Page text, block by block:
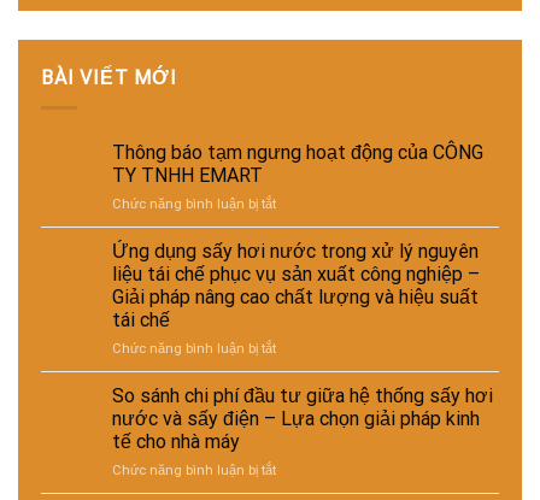
BÀI VIẾT MỚI
Thông báo tạm ngưng hoạt động của CÔNG
TY TNHH EMART
Chức năng bình luận bị tắtở
Thông
báo
tạm
ngưng
hoạt
của
TY
TNHH
EMART
Ứng dụng sấy hơi nước trong xử lý nguyên
liệu tái chế phục vụ sản xuất công nghiệp –
Giải pháp nâng cao chất lượng và hiệu suất
tái chế
Chức năng bình luận bị tắtở
Ứng
dụng
sấy
hơi
trong
xử
So sánh chi phí đầu tư giữa hệ thống sấy hơi
nước và sấy điện – Lựa chọn giải pháp kinh
tế cho nhà máy
Chức năng bình luận bị tắtở
So